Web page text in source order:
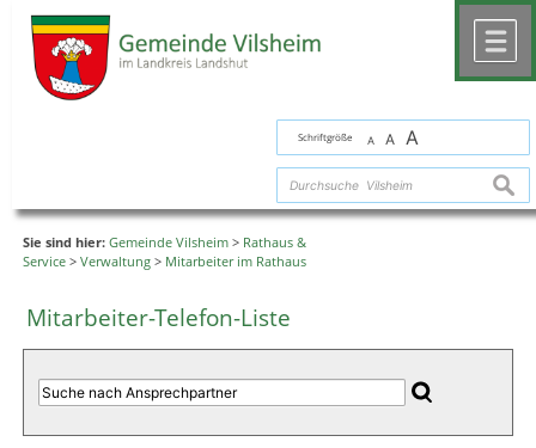
Schriftgröße A A A
Sie sind hier: Gemeinde Vilsheim > Rathaus &
Service > Verwaltung > Mitarbeiter im Rathaus
Mitarbeiter-Telefon-Liste